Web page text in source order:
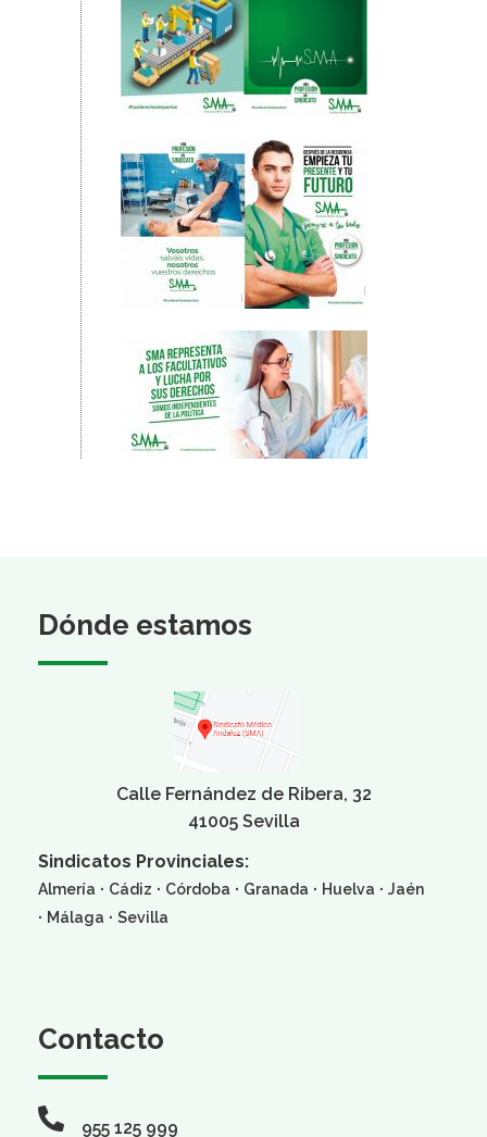
Dónde estamos
Calle Fernández de Ribera, 32
41005 Sevilla
Sindicatos Provinciales:
Almería · Cádiz · Córdoba · Granada · Huelva · Jaén
· Málaga · Sevilla
Contacto
955 125 999